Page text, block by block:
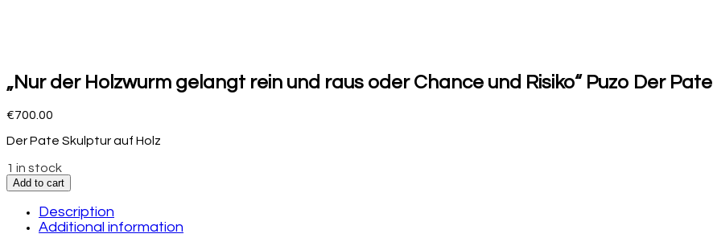
„Nur der Holzwurm gelangt rein und raus oder Chance und Risiko“ Puzo Der Pate
€700.00
Der Pate Skulptur auf Holz
1 in stock
Add to cart
Description
Additional information